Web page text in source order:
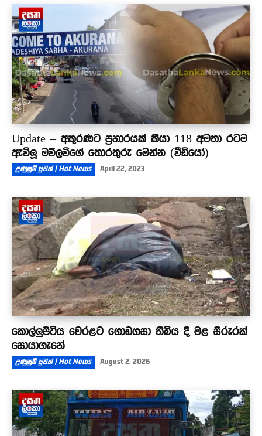
Update – අකුරණට ප්‍රහාරයක් කියා 118 අමතා රටම
ඇවිලූ මව්ලවිගේ තොරතුරු මෙන්න (වීඩියෝ)
උණුසුම් පුවත් | Hot News April 22, 2023
කොල්ලුපිටිය වෙරළට ගොඩගසා තිබිය දී මළ සිරුරක්
සොයාගැනේ
උණුසුම් පුවත් | Hot News August 2, 2026